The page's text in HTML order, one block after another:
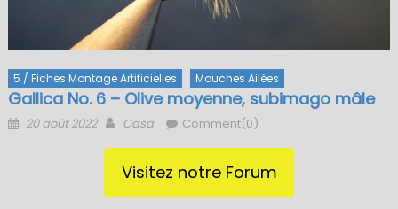
5 / Fiches Montage Artificielles Mouches Ailées
Gallica No. 6 – Olive moyenne, subimago mâle
Posted
20 août 2022 Author
Casa Comment(0)
Visitez notre Forum